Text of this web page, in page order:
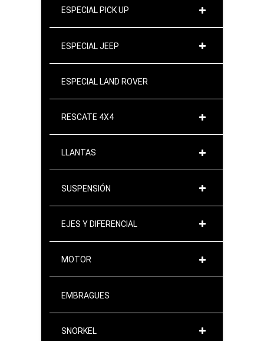
ESPECIAL PICK UP
ESPECIAL JEEP
ESPECIAL LAND ROVER
RESCATE 4X4
LLANTAS
SUSPENSIÓN
EJES Y DIFERENCIAL
MOTOR
EMBRAGUES
SNORKEL